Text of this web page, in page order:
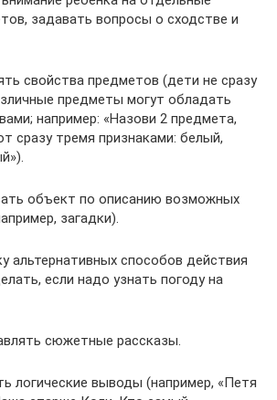
задавать вопросы о сходстве и
свойства предметов (дети не сразу
предметы могут обладать
например: «Назови 2 предмета,
сразу тремя признаками: белый,
объект по описанию возможных
загадки).
альтернативных способов действия
если надо узнать погоду на
сюжетные рассказы.
логические выводы (например, «Петя